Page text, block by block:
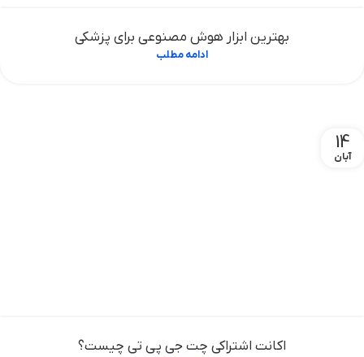
بهترین ابزار هوش مصنوعی برای پزشکی
ادامه مطلب
14
آبان
اکانت اشتراکی چت جی پی تی چیست؟